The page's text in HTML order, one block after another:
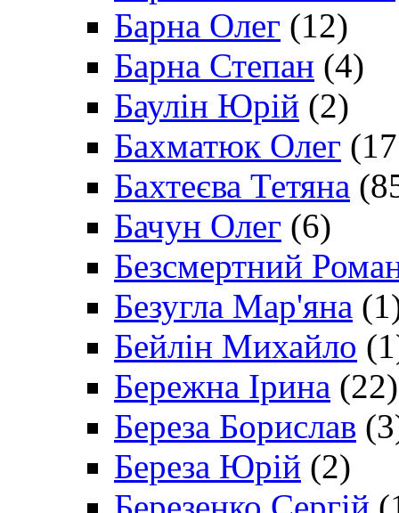
Барна Олег (12)
Барна Степан (4)
Баулін Юрій (2)
Бахматюк Олег
Бахтеєва Тетяна
Бачун Олег (6)
Безсмертний
Безугла Мар'яна
Бейлін Михайло
Бережна Ірина (22)
Береза Борислав
Береза Юрій (2)